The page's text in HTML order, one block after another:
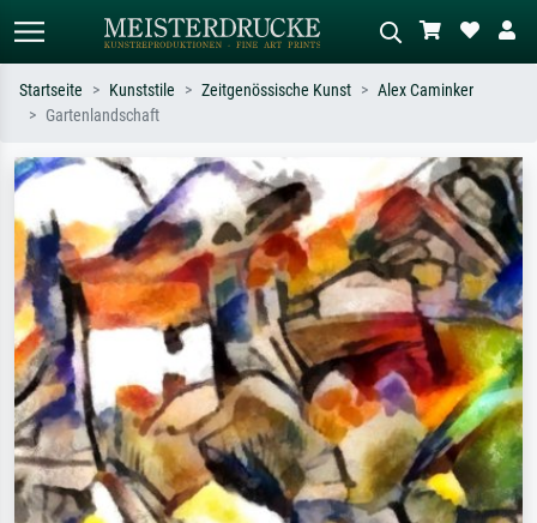
Suchen Sie nach Künstlern, Werktiteln
oder Stilen – z.B. Monet,
Sternennacht, Impressionismus, Welle
Hokusai, Akt.
Beschreiben Sie die Szene – z.B. Grüne
Wiese, Abstrakt mit viel Rot, Dunkles
Ölgemälde, Stehender Akt neben einem
Baum.
Startseite Kunststile Zeitgenössische Kunst
Alex Caminker
Gartenlandschaft